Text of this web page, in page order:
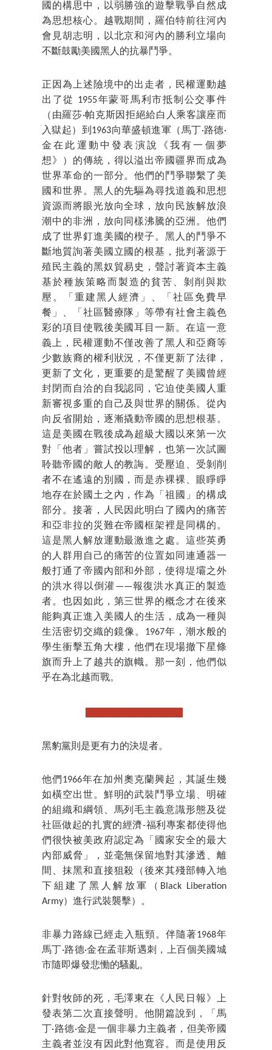
國的構思中，以弱勝強的遊擊戰爭自然成
為思想核心。越戰期間，羅伯特前往河內
會見胡志明，以北京和河內的勝利立場向
不斷鼓勵美國黑人的抗暴鬥爭。
正因為上述險境中的出走者，民權運動越
出了從 1955年蒙哥馬利市抵制公交事件
（由羅莎·帕克斯因拒絕給白人乘客讓座而
入獄起）到1963向華盛頓進軍（馬丁·路德·
金在此運動中發表演說《我有一個夢
想》）的傳統，得以溢出帝國疆界而成為
世界革命的一部分。他們的鬥爭聯繫了美
國和世界。黑人的先驅為尋找道義和思想
資源而將眼光放向全球，放向民族解放浪
潮中的非洲，放向同樣沸騰的亞洲。他們
成了世界釘進美國的楔子。黑人的鬥爭不
斷地質詢著美國立國的根基，批判著源于
殖民主義的黑奴貿易史，聲討著資本主義
基於種族策略而製造的貧苦、剝削與欺
壓。「重建黑人經濟」、「社區免費早
餐」、「社區醫療隊」等帶有社會主義色
彩的項目使戰後美國耳目一新。在這一意
義上，民權運動不僅改善了黑人和亞裔等
少數族裔的權利狀況，不僅更新了法律，
更新了文化，更重要的是驚醒了美國曾經
封閉而自洽的自我認同，它迫使美國人重
新審視多重的自己及與世界的關係。從內
向反省開始，逐漸撬動帝國的思想根基。
這是美國在戰後成為超級大國以來第一次
對「他者」嘗試投以理解，也第一次試圖
聆聽帝國的敵人的教誨。受壓迫、受剝削
者不在遙遠的別國，而是赤裸裸、眼睜睜
地存在於國土之內，作為「祖國」的構成
部分。接著，人民因此明白了國內的痛苦
和亞非拉的災難在帝國框架裡是同構的。
這是黑人解放運動最激進之處。這些英勇
的人群用自己的痛苦的位置如同連通器一
般打通了帝國內部和外部，使得堤壩之外
的洪水得以倒灌——報復洪水真正的製造
者。也因如此，第三世界的概念才在後來
能夠真正進入美國人的生活，成為一種與
生活密切交織的鏡像。1967年，潮水般的
學生衝擊五角大樓，他們在現場撤下星條
旗而升上了越共的旗幟。那一刻，他們似
乎在為北越而戰。
黑豹黨則是更有力的決堤者。
他們1966年在加州奧克蘭興起，其誕生幾
如橫空出世。鮮明的武裝鬥爭立場、明確
的組織和綱領、馬列毛主義意識形態及從
社區做起的扎實的經濟-福利專案都使得他
們很快被美政府認定為「國家安全的最大
內部威脅」，並毫無保留地對其滲透、離
間、抹黑和直接狙殺（後來其殘部轉入地
下組建了黑人解放軍（Black Liberation
Army）進行武裝襲擊）。
非暴力路線已經走入瓶頸。伴隨著1968年
馬丁·路德·金在孟菲斯遇刺，上百個美國城
市隨即爆發悲慟的騷亂。
針對牧師的死，毛澤東在《人民日報》上
發表第二次直接聲明。他開篇說到，「馬
丁·路德·金是一個非暴力主義者，但美帝國
主義者並沒有因此對他寬容。而是使用反